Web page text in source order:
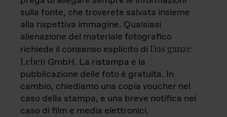
sulla fonte, che troverete salvata insieme
alla rispettiva immagine. Qualsiasi
alienazione del materiale fotografico
richiede il consenso esplicito di Das ganze
Leben GmbH. La ristampa e la
pubblicazione delle foto è gratuita. In
cambio, chiediamo una copia voucher nel
caso della stampa, e una breve notifica nel
caso di film e media elettronici.